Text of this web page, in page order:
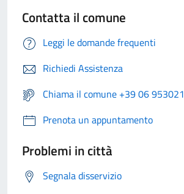
Contatta il comune
Leggi le domande frequenti
Richiedi Assistenza
Chiama il comune +39 06 953021
Prenota un appuntamento
Problemi in città
Segnala disservizio